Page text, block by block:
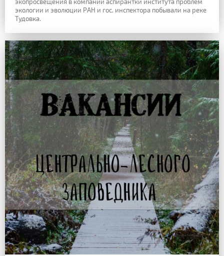
экологии и эволюции РАН и гос. инспектора побывали на реке
Тудовка.